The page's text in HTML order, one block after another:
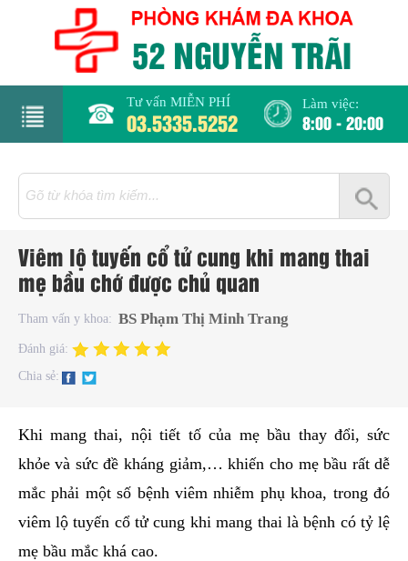
Tư vấn MIỄN PHÍ
03.5335.5252
Làm việc:
8:00 - 20:00
Viêm lộ tuyến cổ tử cung khi mang thai
mẹ bầu chớ được chủ quan
Tham vấn y khoa: BS Phạm Thị Minh Trang
Đánh giá:
Chia sẻ:
Khi mang thai, nội tiết tố của mẹ bầu thay đổi, sức
khỏe và sức đề kháng giảm,… khiến cho mẹ bầu rất dễ
mắc phải một số bệnh viêm nhiễm phụ khoa, trong đó
viêm lộ tuyến cổ tử cung khi mang thai là bệnh có tỷ lệ
mẹ bầu mắc khá cao.